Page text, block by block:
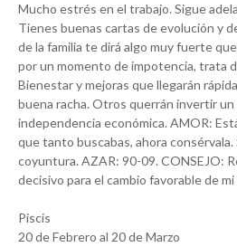
Mucho estrés en el trabajo. Sigue
Tienes buenas cartas de evolución y
de la familia te dirá algo muy fuerte
por un momento de impotencia, trata
Bienestar y mejoras que llegarán
buena racha. Otros querrán invertir
independencia económica. AMOR:
que tanto buscabas, ahora
coyuntura. AZAR: 90-09. CONSEJO:
decisivo para el cambio favorable de
Piscis
20 de Febrero al 20 de Marzo